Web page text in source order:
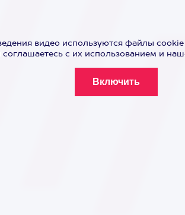
видео используются файлы cookie
с их использованием и